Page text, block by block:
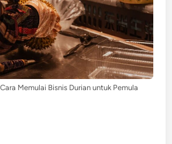
Memulai Bisnis Durian untuk Pemula